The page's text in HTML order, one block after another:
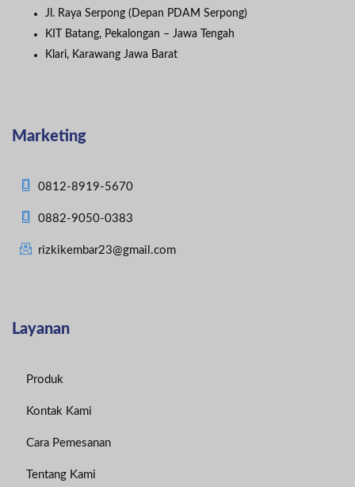
Jl. Raya Serpong (Depan PDAM Serpong)
KIT Batang, Pekalongan – Jawa Tengah
Klari, Karawang Jawa Barat
Marketing
0812-8919-5670
0882-9050-0383
rizkikembar23@gmail.com
Layanan
Produk
Kontak Kami
Cara Pemesanan
Tentang Kami